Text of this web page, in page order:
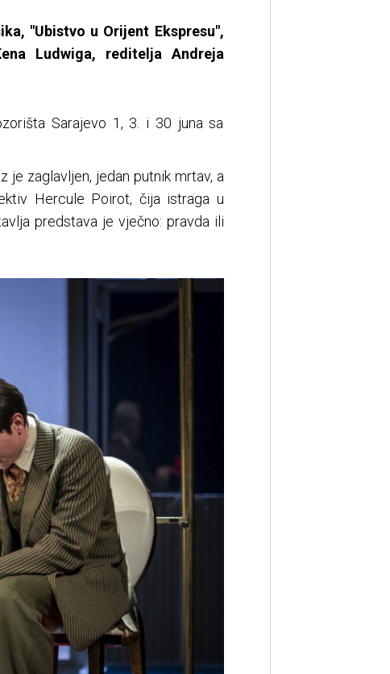
"Ubistvo u Orijent Ekspresu",
Ludwiga, reditelja Andreja
Sarajevo 1, 3. i 30 juna sa
je zaglavljen, jedan putnik mrtav, a
Hercule Poirot, čija istraga u
predstava je vječno: pravda ili